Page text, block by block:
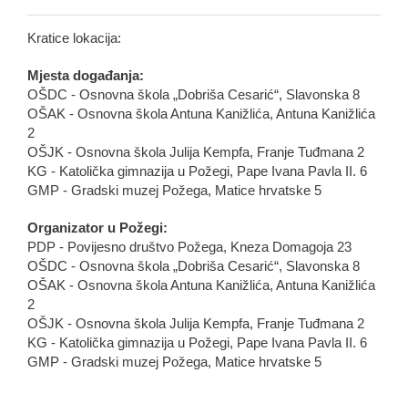
Kratice lokacija:
Mjesta događanja:
OŠDC - Osnovna škola „Dobriša Cesarić“, Slavonska 8
OŠAK - Osnovna škola Antuna Kanižlića, Antuna Kanižlića
2
OŠJK - Osnovna škola Julija Kempfa, Franje Tuđmana 2
KG - Katolička gimnazija u Požegi, Pape Ivana Pavla II. 6
GMP - Gradski muzej Požega, Matice hrvatske 5
Organizator u Požegi:
PDP - Povijesno društvo Požega, Kneza Domagoja 23
OŠDC - Osnovna škola „Dobriša Cesarić“, Slavonska 8
OŠAK - Osnovna škola Antuna Kanižlića, Antuna Kanižlića
2
OŠJK - Osnovna škola Julija Kempfa, Franje Tuđmana 2
KG - Katolička gimnazija u Požegi, Pape Ivana Pavla II. 6
GMP - Gradski muzej Požega, Matice hrvatske 5